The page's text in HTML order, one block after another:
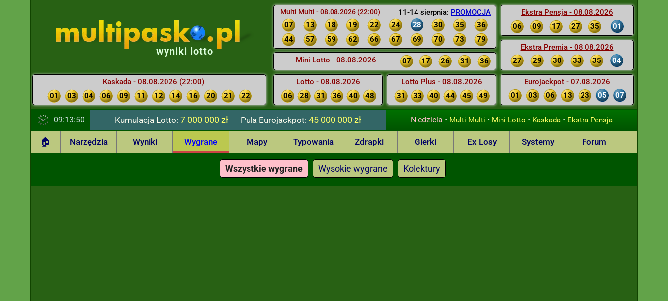
11-14 sierpnia: PROMOCJA
Multi Multi - 08.08.2026 (22:00)
07 13 18 19 22 24 28 30 35
36
44
57 59 62 66 67 69 70 73 79
Mini Lotto - 08.08.2026 07 17 26 31 36
Lotto - 08.08.2026
06
28 31 36 40 48
Lotto Plus - 08.08.2026
31
33 40 44 45 49
Ekstra Pensja - 08.08.2026
06
09 17 27 35 01
Ekstra Premia - 08.08.2026
27
29 30 33 35 04
Eurojackpot - 07.08.2026
01
03 06 13 23 05 07
wyniki lotto
Kaskada - 08.08.2026 (22:00)
01
03 04 06 09 11 12 14 16 20 21 22
09:13:51 Kumulacja Lotto: 7 000 000 zł PulaEurojackpot: 45 000 000 zł Niedziela • Multi Multi • Mini Lotto • Kaskada • Ekstra Pensja
🏠 Narzędzia Wyniki Wygrane Mapy Typowania Zdrapki Gierki Ex Losy Systemy Forum
Wszystkie wygrane Wysokie wygrane Kolektury